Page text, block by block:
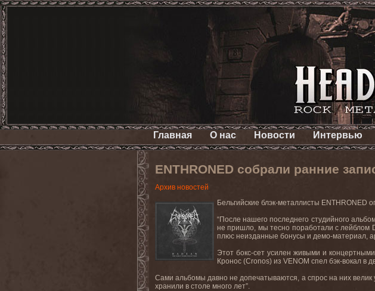
Главная О нас Новости Интервью
ENTHRONED собрали ранние
Архив новостей
Бельгийские блэк-металлисты
“После нашего последнего студийного
не пришло, мы тесно поработали с лейблом
плюс неизданные бонусы и демо-материал,
Этот бокс-сет усилен живыми и
Кронос (Cronos) из VENOM спел бэк-вокал в
Сами альбомы давно не допечатываются, а спрос на них
хранили в столе много лет”.